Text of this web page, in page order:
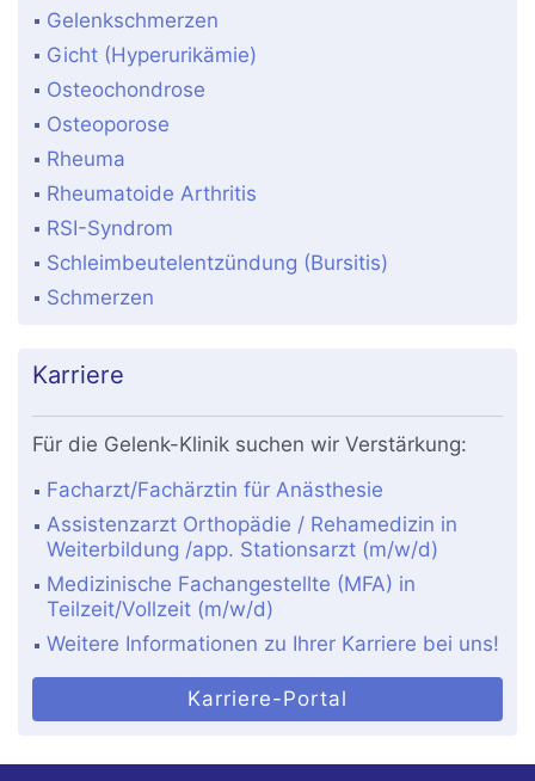
Gelenkschmerzen
Gicht (Hyperurikämie)
Osteochondrose
Osteoporose
Rheuma
Rheumatoide Arthritis
RSI-Syndrom
Schleimbeutelentzündung (Bursitis)
Schmerzen
Karriere
Für die Gelenk-Klinik suchen wir Verstärkung:
Facharzt/Fachärztin für Anästhesie
Assistenzarzt Orthopädie / Rehamedizin in
Weiterbildung /app. Stationsarzt (m/w/d)
Medizinische Fachangestellte (MFA) in
Teilzeit/Vollzeit (m/w/d)
Weitere Informationen zu Ihrer Karriere bei uns!
Karriere-Portal